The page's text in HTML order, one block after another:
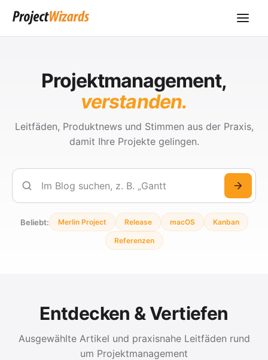
Projektmanagement,
verstanden.
Leitfäden, Produktnews und Stimmen aus der Praxis,
damit Ihre Projekte gelingen.
Suchen
Beliebt: Merlin Project Release macOS Kanban
Referenzen
Entdecken & Vertiefen
Ausgewählte Artikel und praxisnahe Leitfäden rund
um Projektmanagement